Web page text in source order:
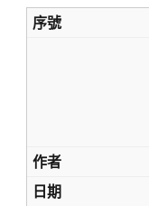
Home